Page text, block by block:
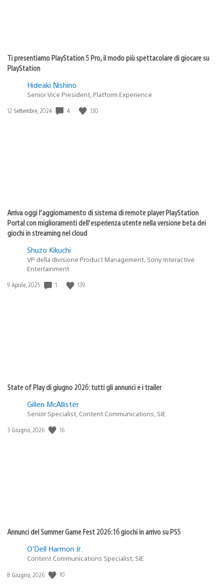
Ti presentiamo PlayStation 5 Pro, il modo più spettacolare di giocare su
PlayStation
Hideaki Nishino
Senior Vice President, Platform Experience
Data
12 Settembre, 2024 4 130
Arriva oggi l’aggiornamento di sistema di remote player PlayStation
Portal con miglioramenti dell’esperienza utente nella versione beta dei
giochi in streaming nel cloud
Shuzo Kikuchi
VP della divisione Product Management, Sony Interactive
Entertainment
Data
9 Aprile, 2025 1 139
State of Play di giugno 2026: tutti gli annunci e i trailer
Gillen McAllister
Senior Specialist, Content Communications, SIE
Data
3 Giugno, 2026 16
Annunci del Summer Game Fest 2026: 16 giochi in arrivo su PS5
O’Dell Harmon Jr.
Content Communications Specialist, SIE
Data
8 Giugno, 2026 10